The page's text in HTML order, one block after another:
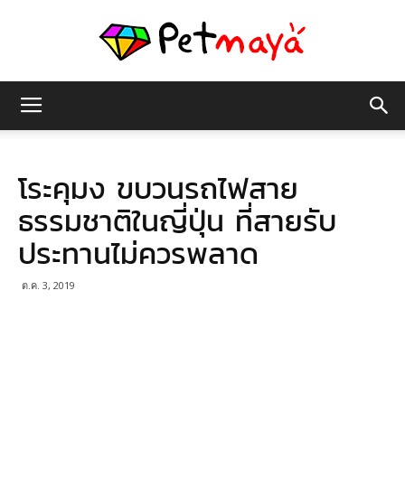
มายา
โระคุมง ขบวนรถไฟสาย
ธรรมชาติในญี่ปุ่น ที่สายรับ
ประทานไม่ควรพลาด
ต.ค. 3, 2019